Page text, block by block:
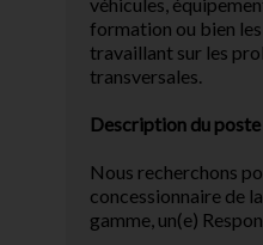
formation ou bien
travaillant sur les
transversales.
Description du poste
Nous recherchons
concessionnaire de
gamme, un(e)